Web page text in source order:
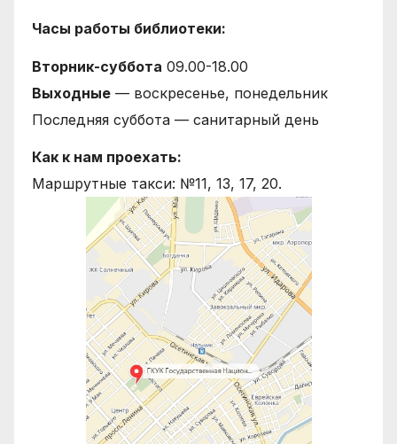
Часы работы библиотеки:
Вторник-суббота 09.00-18.00
Выходные — воскресенье, понедельник
Последняя суббота — санитарный день
Как к нам проехать:
Маршрутные такси: №11, 13, 17, 20.